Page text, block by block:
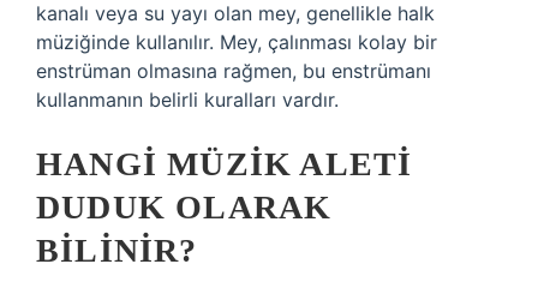
kanalı veya su yayı olan mey, genellikle halk
müziğinde kullanılır. Mey, çalınması kolay bir
enstrüman olmasına rağmen, bu enstrümanı
kullanmanın belirli kuralları vardır.
HANGI MÜZIK ALETI
DUDUK OLARAK
BILINIR?